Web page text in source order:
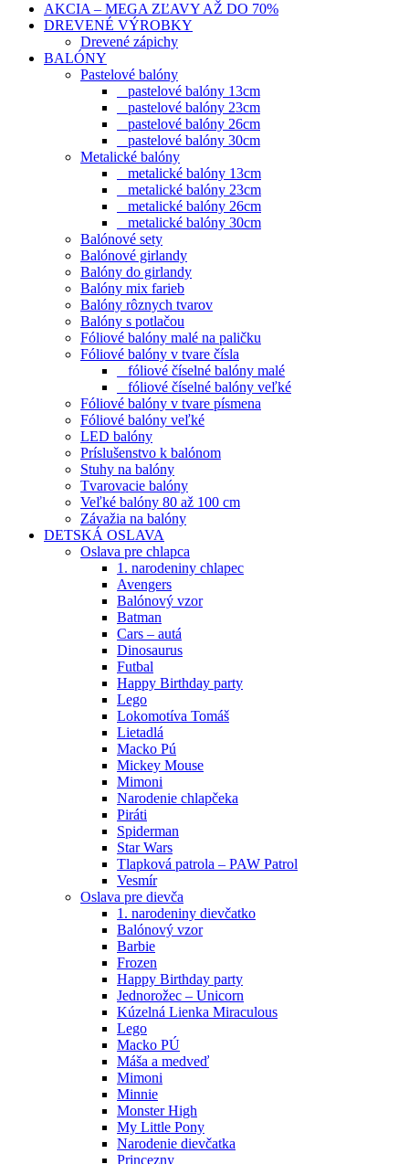
AKCIA – MEGA ZĽAVY AŽ DO 70%
DREVENÉ VÝROBKY
Drevené zápichy
BALÓNY
Pastelové balóny
pastelové balóny 13cm
pastelové balóny 23cm
pastelové balóny 26cm
pastelové balóny 30cm
Metalické balóny
metalické balóny 13cm
metalické balóny 23cm
metalické balóny 26cm
metalické balóny 30cm
Balónové sety
Balónové girlandy
Balóny do girlandy
Balóny mix farieb
Balóny rôznych tvarov
Balóny s potlačou
Fóliové balóny malé na paličku
Fóliové balóny v tvare čísla
fóliové číselné balóny malé
fóliové číselné balóny veľké
Fóliové balóny v tvare písmena
Fóliové balóny veľké
LED balóny
Príslušenstvo k balónom
Stuhy na balóny
Tvarovacie balóny
Veľké balóny 80 až 100 cm
Závažia na balóny
DETSKÁ OSLAVA
Oslava pre chlapca
1. narodeniny chlapec
Avengers
Balónový vzor
Batman
Cars – autá
Dinosaurus
Futbal
Happy Birthday party
Lego
Lokomotíva Tomáš
Lietadlá
Macko Pú
Mickey Mouse
Mimoni
Narodenie chlapčeka
Piráti
Spiderman
Star Wars
Tlapková patrola – PAW Patrol
Vesmír
Oslava pre dievča
1. narodeniny dievčatko
Balónový vzor
Barbie
Frozen
Happy Birthday party
Jednorožec – Unicorn
Kúzelná Lienka Miraculous
Lego
Macko PÚ
Máša a medveď
Mimoni
Minnie
Monster High
My Little Pony
Narodenie dievčatka
Princezny